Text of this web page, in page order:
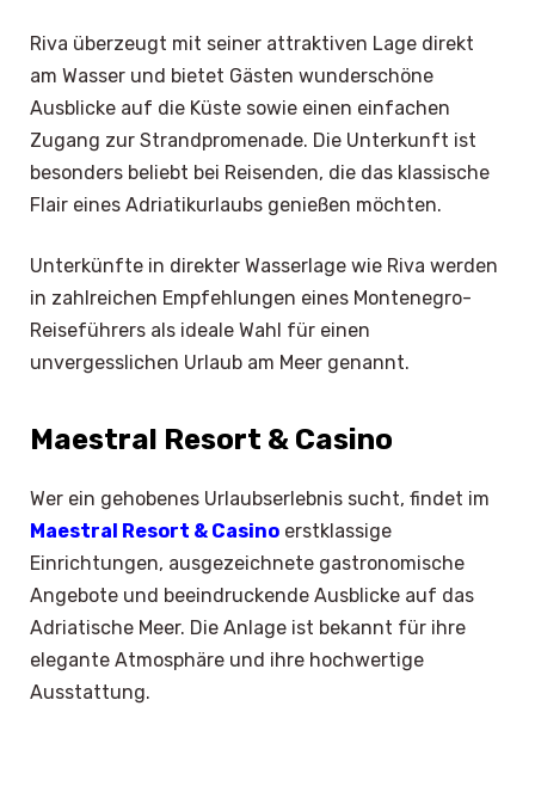
Riva überzeugt mit seiner attraktiven Lage direkt
am Wasser und bietet Gästen wunderschöne
Ausblicke auf die Küste sowie einen einfachen
Zugang zur Strandpromenade. Die Unterkunft ist
besonders beliebt bei Reisenden, die das klassische
Flair eines Adriatikurlaubs genießen möchten.
Unterkünfte in direkter Wasserlage wie Riva werden
in zahlreichen Empfehlungen eines Montenegro-
Reiseführers als ideale Wahl für einen
unvergesslichen Urlaub am Meer genannt.
Maestral Resort & Casino
Wer ein gehobenes Urlaubserlebnis sucht, findet im
Maestral Resort & Casino erstklassige
Einrichtungen, ausgezeichnete gastronomische
Angebote und beeindruckende Ausblicke auf das
Adriatische Meer. Die Anlage ist bekannt für ihre
elegante Atmosphäre und ihre hochwertige
Ausstattung.